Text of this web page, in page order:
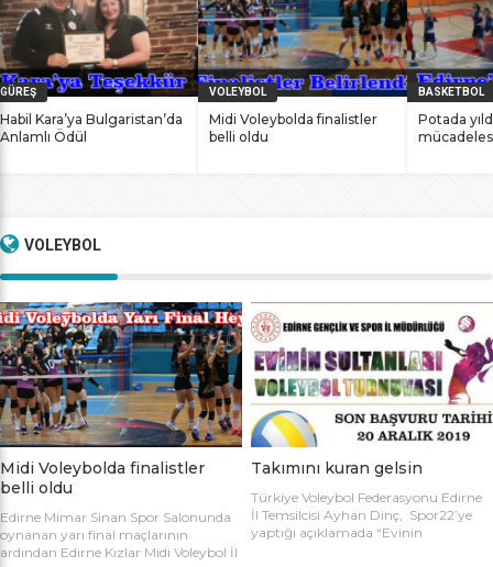
GÜREŞ
Habil Kara’ya Bulgaristan’da
Anlamlı Ödül
VOLEYBOL
Midi Voleybolda finalistler
belli oldu
BASKETBOL
Potada
VOLEYBOL
Midi Voleybolda finalistler
belli oldu
Edirne Mimar Sinan Spor Salonunda
oynanan yarı final maçlarının
ardından Edirne Kızlar Midi Voleybol İl
Takımını kuran gelsin
Türkiye Voleybol Federasyonu Edirne
İl Temsilcisi Ayhan Dinç, Spor22’ye
yaptığı açıklamada “Evinin